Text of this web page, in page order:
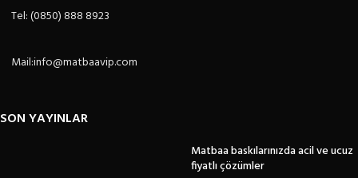
Tel: (0850) 888 8923
Mail:info@matbaavip.com
SON YAYINLAR
Matbaa baskılarınızda acil ve ucuz
fiyatlı çözümler